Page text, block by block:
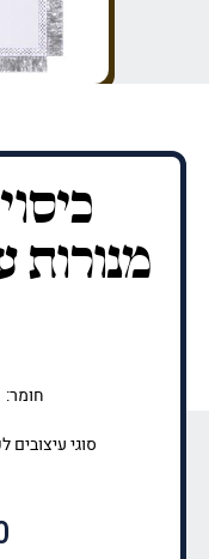
מנורות
חומר:
סוגי עיצובים